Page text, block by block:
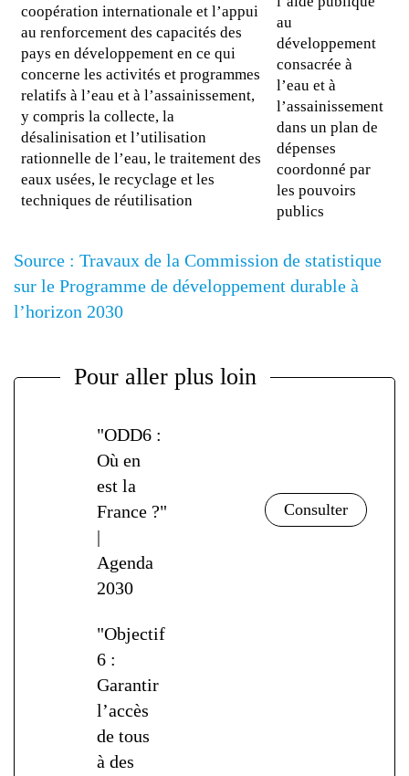
coopération internationale et l’appui
au renforcement des capacités des
pays en développement en ce qui
concerne les activités et programmes
relatifs à l’eau et à l’assainissement,
y compris la collecte, la
désalinisation et l’utilisation
rationnelle de l’eau, le traitement des
eaux usées, le recyclage et les
techniques de réutilisation
au
développement
consacrée à
l’eau et à
l’assainissement
dans un plan de
dépenses
coordonné par
les pouvoirs
publics
Source : Travaux de la Commission de statistique
sur le Programme de développement durable à
l’horizon 2030
Pour aller plus loin
"ODD6 :
Où en
est la
France ?"
|
Agenda
2030
"Objectif
6 :
Garantir
l’accès
de tous
à des